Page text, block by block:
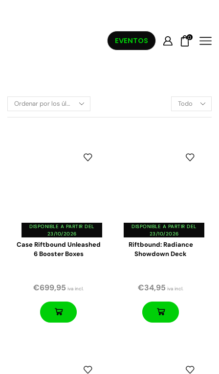
EVENTOS 0
Case Riftbound Unleashed
6 Booster Boxes
€699,95 iva incl.
DISPONIBLE A PARTIR DEL
23/10/2026
Riftbound: Radiance
Showdown Deck
€34,95 iva incl.
DISPONIBLE A PARTIR DEL
23/10/2026